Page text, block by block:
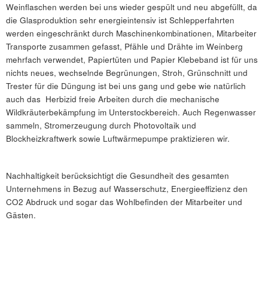
Weinflaschen werden bei uns wieder gespült und neu abgefüllt, da
die Glasproduktion sehr energieintensiv ist Schlepperfahrten
werden eingeschränkt durch Maschinenkombinationen, Mitarbeiter
Transporte zusammen gefasst, Pfähle und Drähte im Weinberg
mehrfach verwendet, Papiertüten und Papier Klebeband ist für uns
nichts neues, wechselnde Begrünungen, Stroh, Grünschnitt und
Trester für die Düngung ist bei uns gang und gebe wie natürlich
auch das Herbizid freie Arbeiten durch die mechanische
Wildkräuterbekämpfung im Unterstockbereich. Auch Regenwasser
sammeln, Stromerzeugung durch Photovoltaik und
Blockheizkraftwerk sowie Luftwärmepumpe praktizieren wir.
Nachhaltigkeit berücksichtigt die Gesundheit des gesamten
Unternehmens in Bezug auf Wasserschutz, Energieeffizienz den
CO2 Abdruck und sogar das Wohlbefinden der Mitarbeiter und
Gästen.